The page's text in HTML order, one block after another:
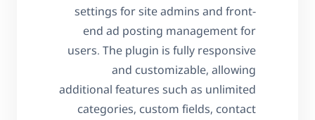
settings for site admins and front-
end ad posting management for
users. The plugin is fully responsive
and customizable, allowing
additional features such as unlimited
categories, custom fields, contact